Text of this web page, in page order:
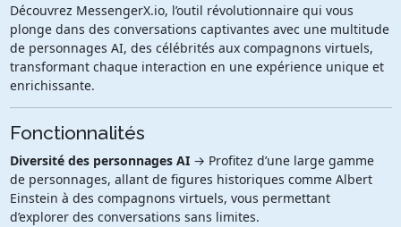
Découvrez MessengerX.io, l’outil révolutionnaire qui vous
plonge dans des conversations captivantes avec une multitude
de personnages AI, des célébrités aux compagnons virtuels,
transformant chaque interaction en une expérience unique et
enrichissante.
Fonctionnalités
Diversité des personnages AI→ Profitez d’une large gamme
de personnages, allant de figures historiques comme Albert
Einstein à des compagnons virtuels, vous permettant
d’explorer des conversations sans limites.